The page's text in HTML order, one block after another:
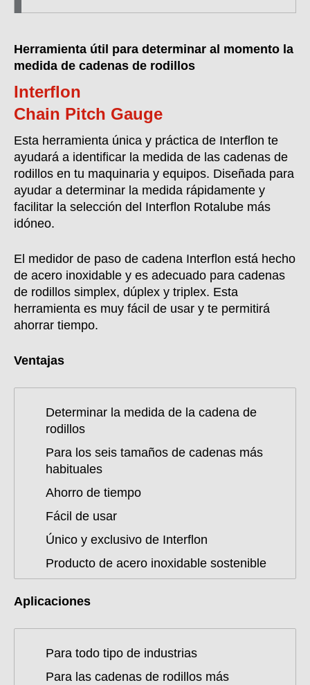
Herramienta útil para determinar al momento la
medida de cadenas de rodillos
Interflon
Chain Pitch Gauge
Esta herramienta única y práctica de Interflon te
ayudará a identificar la medida de las cadenas de
rodillos en tu maquinaria y equipos. Diseñada para
ayudar a determinar la medida rápidamente y
facilitar la selección del Interflon Rotalube más
idóneo.
El medidor de paso de cadena Interflon está hecho
de acero inoxidable y es adecuado para cadenas
de rodillos simplex, dúplex y triplex. Esta
herramienta es muy fácil de usar y te permitirá
ahorrar tiempo.
Ventajas
Determinar la medida de la cadena de
rodillos
Para los seis tamaños de cadenas más
habituales
Ahorro de tiempo
Fácil de usar
Único y exclusivo de Interflon
Producto de acero inoxidable sostenible
Aplicaciones
Para todo tipo de industrias
Para las cadenas de rodillos más